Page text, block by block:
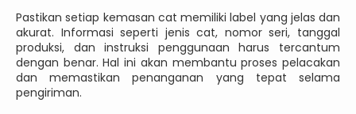
Pastikan setiap kemasan cat memiliki label yang jelas dan
akurat. Informasi seperti jenis cat, nomor seri, tanggal
produksi, dan instruksi penggunaan harus tercantum
dengan benar. Hal ini akan membantu proses pelacakan
dan memastikan penanganan yang tepat selama
pengiriman.